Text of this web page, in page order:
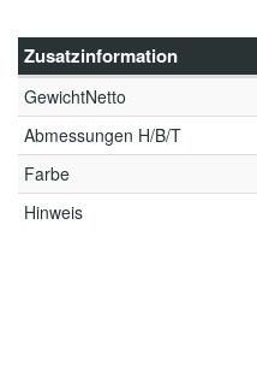
Zusatzinformation
GewichtNetto
Abmessungen H/B/T
Farbe
Hinweis